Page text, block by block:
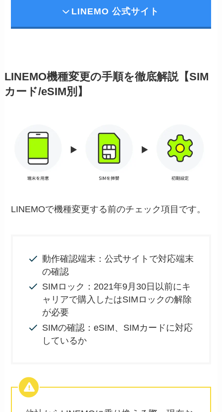
LINEMO 公式サイト
LINEMO機種変更の手順を徹底解説【SIM
カード/eSIM別】
LINEMOで機種変更する前のチェック項目です。
動作確認端末：公式サイトで対応端末
の確認
SIMロック：2021年9月30日以前にキ
ャリアで購入したはSIMロックの解除
が必要
SIMの確認：eSIM、SIMカードに対応
しているか